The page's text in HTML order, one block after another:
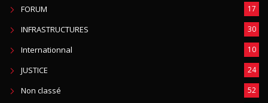
FORUM 17
INFRASTRUCTURES 30
Internationnal 10
JUSTICE 24
Non classé 52